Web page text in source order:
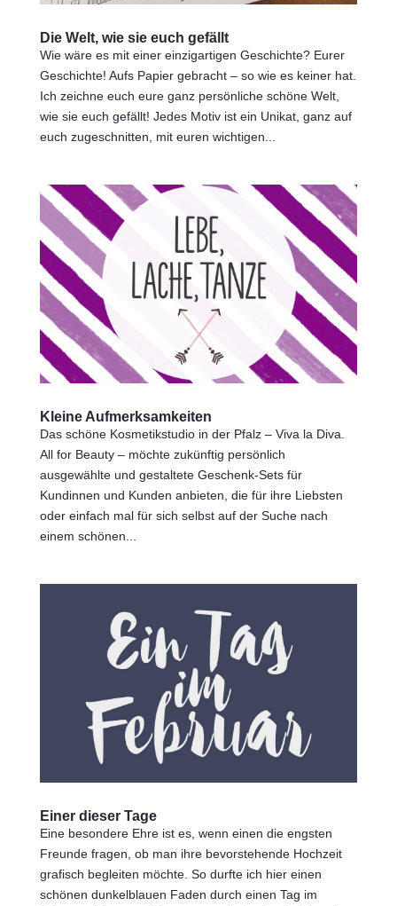
Die Welt, wie sie euch gefällt
Wie wäre es mit einer einzigartigen Geschichte? Eurer
Geschichte! Aufs Papier gebracht – so wie es keiner hat.
Ich zeichne euch eure ganz persönliche schöne Welt,
wie sie euch gefällt! Jedes Motiv ist ein Unikat, ganz auf
euch zugeschnitten, mit euren wichtigen...
Kleine Aufmerksamkeiten
Das schöne Kosmetikstudio in der Pfalz – Viva la Diva.
All for Beauty – möchte zukünftig persönlich
ausgewählte und gestaltete Geschenk-Sets für
Kundinnen und Kunden anbieten, die für ihre Liebsten
oder einfach mal für sich selbst auf der Suche nach
einem schönen...
Einer dieser Tage
Eine besondere Ehre ist es, wenn einen die engsten
Freunde fragen, ob man ihre bevorstehende Hochzeit
grafisch begleiten möchte. So durfte ich hier einen
schönen dunkelblauen Faden durch einen Tag im